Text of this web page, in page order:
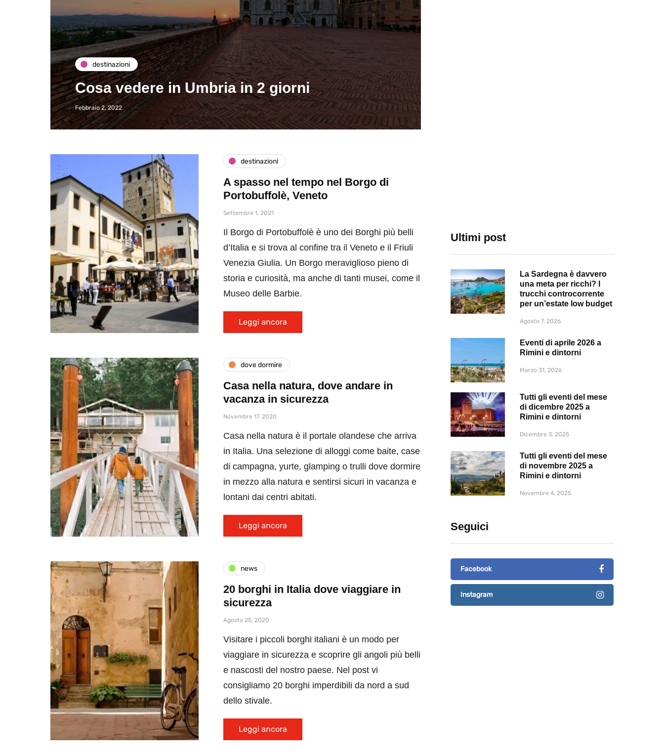
destinazioni
Cosa vedere in Umbria in 2 giorni
Febbraio 2, 2022
destinazioni
A spasso nel tempo nel Borgo di
Portobuffolè, Veneto
Settembre 1, 2021
Il Borgo di Portobuffolè è uno dei Borghi più belli
d’Italia e si trova al confine tra il Veneto e il Friuli
Venezia Giulia. Un Borgo meraviglioso pieno di
storia e curiosità, ma anche di tanti musei, come il
Museo delle Barbie.
Leggi ancora
dove dormire
Casa nella natura, dove andare in
vacanza in sicurezza
Novembre 17, 2020
Casa nella natura è il portale olandese che arriva
in Italia. Una selezione di alloggi come baite, case
di campagna, yurte, glamping o trulli dove dormire
in mezzo alla natura e sentirsi sicuri in vacanza e
lontani dai centri abitati.
Leggi ancora
news
20 borghi in Italia dove viaggiare in
sicurezza
Agosto 25, 2020
Visitare i piccoli borghi italiani è un modo per
viaggiare in sicurezza e scoprire gli angoli più belli
e nascosti del nostro paese. Nel post vi
consigliamo 20 borghi imperdibili da nord a sud
dello stivale.
Leggi ancora
Ultimi post
La Sardegna è davvero
una meta per ricchi? I
trucchi controcorrente
per un’estate low budget
Agosto 7, 2026
Eventi di aprile 2026 a
Rimini e dintorni
Marzo 31, 2026
Tutti gli eventi del mese
di dicembre 2025 a
Rimini e dintorni
Dicembre 3, 2025
Tutti gli eventi del mese
di novembre 2025 a
Rimini e dintorni
Novembre 4, 2025
Seguici
Facebook
Instagram